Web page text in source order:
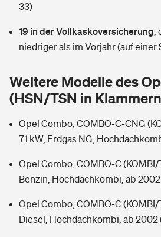
Zur Übersicht
Tools
Hochwasser-Check: Wie gefährdet ist
Sie haben Fragen?
Handyversicherung
Private Cyberversicherung
Zur Übersicht
Kinderunfall-Check: Mehr Sicherheit
Wer versichert was: Jetzt Versicherer
Rentenrechner: Wie viel Geld
33)
19 in der Vollkaskoversicherung
niedriger als im Vorjahr (auf einer
Weitere Modelle des
(HSN/TSN in
Opel Combo, COMBO-C-CNG
71 kW, Erdgas NG,
Opel Combo, COMBO-C (KOMBI/
Benzin, Hochdachkombi, ab 2002
Opel Combo, COMBO-C (KOMBI/
Diesel, Hochdachkombi, ab 2002